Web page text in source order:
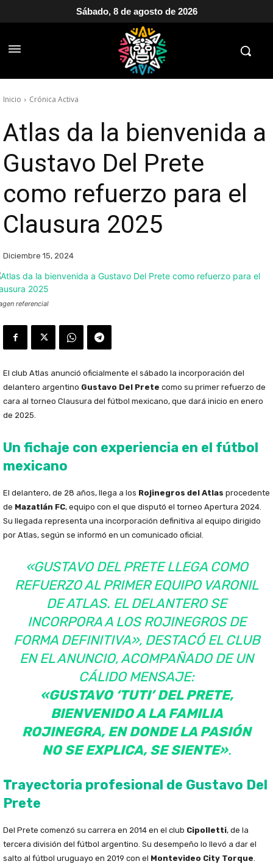
Sábado, 8 de agosto de 2026
Inicio Crónica Activa
Atlas da la bienvenida a
Gustavo Del Prete
como refuerzo para el
Clausura 2025
Diciembre 15, 2024
referencial
El club Atlas anunció oficialmente el sábado la incorporación del
delantero argentino Gustavo Del Prete como su primer refuerzo de
cara al torneo Clausura del fútbol mexicano, que dará inicio en enero
de 2025.
Un fichaje con experiencia en el fútbol
mexicano
El delantero, de 28 años, llega a los Rojinegros del Atlas procedente
de Mazatlán FC, equipo con el que disputó el torneo Apertura 2024.
Su llegada representa una incorporación definitiva al equipo dirigido
por Atlas, según se informó en un comunicado oficial.
«GUSTAVO DEL PRETE LLEGA COMO
REFUERZO AL PRIMER EQUIPO VARONIL
DE ATLAS. EL DELANTERO SE
INCORPORA A LOS ROJINEGROS DE
FORMA DEFINITIVA», DESTACÓ EL CLUB
EN EL ANUNCIO, ACOMPAÑADO DE UN
CÁLIDO MENSAJE:
«GUSTAVO ‘TUTI’ DEL PRETE,
BIENVENIDO A LA FAMILIA
ROJINEGRA, EN DONDE LA PASIÓN
NO SE EXPLICA, SE SIENTE».
Trayectoria profesional de Gustavo Del
Prete
Del Prete comenzó su carrera en 2014 en el club Cipolletti, de la
tercera división del fútbol argentino. Su desempeño lo llevó a dar el
salto al fútbol uruguayo en 2019 con el Montevideo City Torque.